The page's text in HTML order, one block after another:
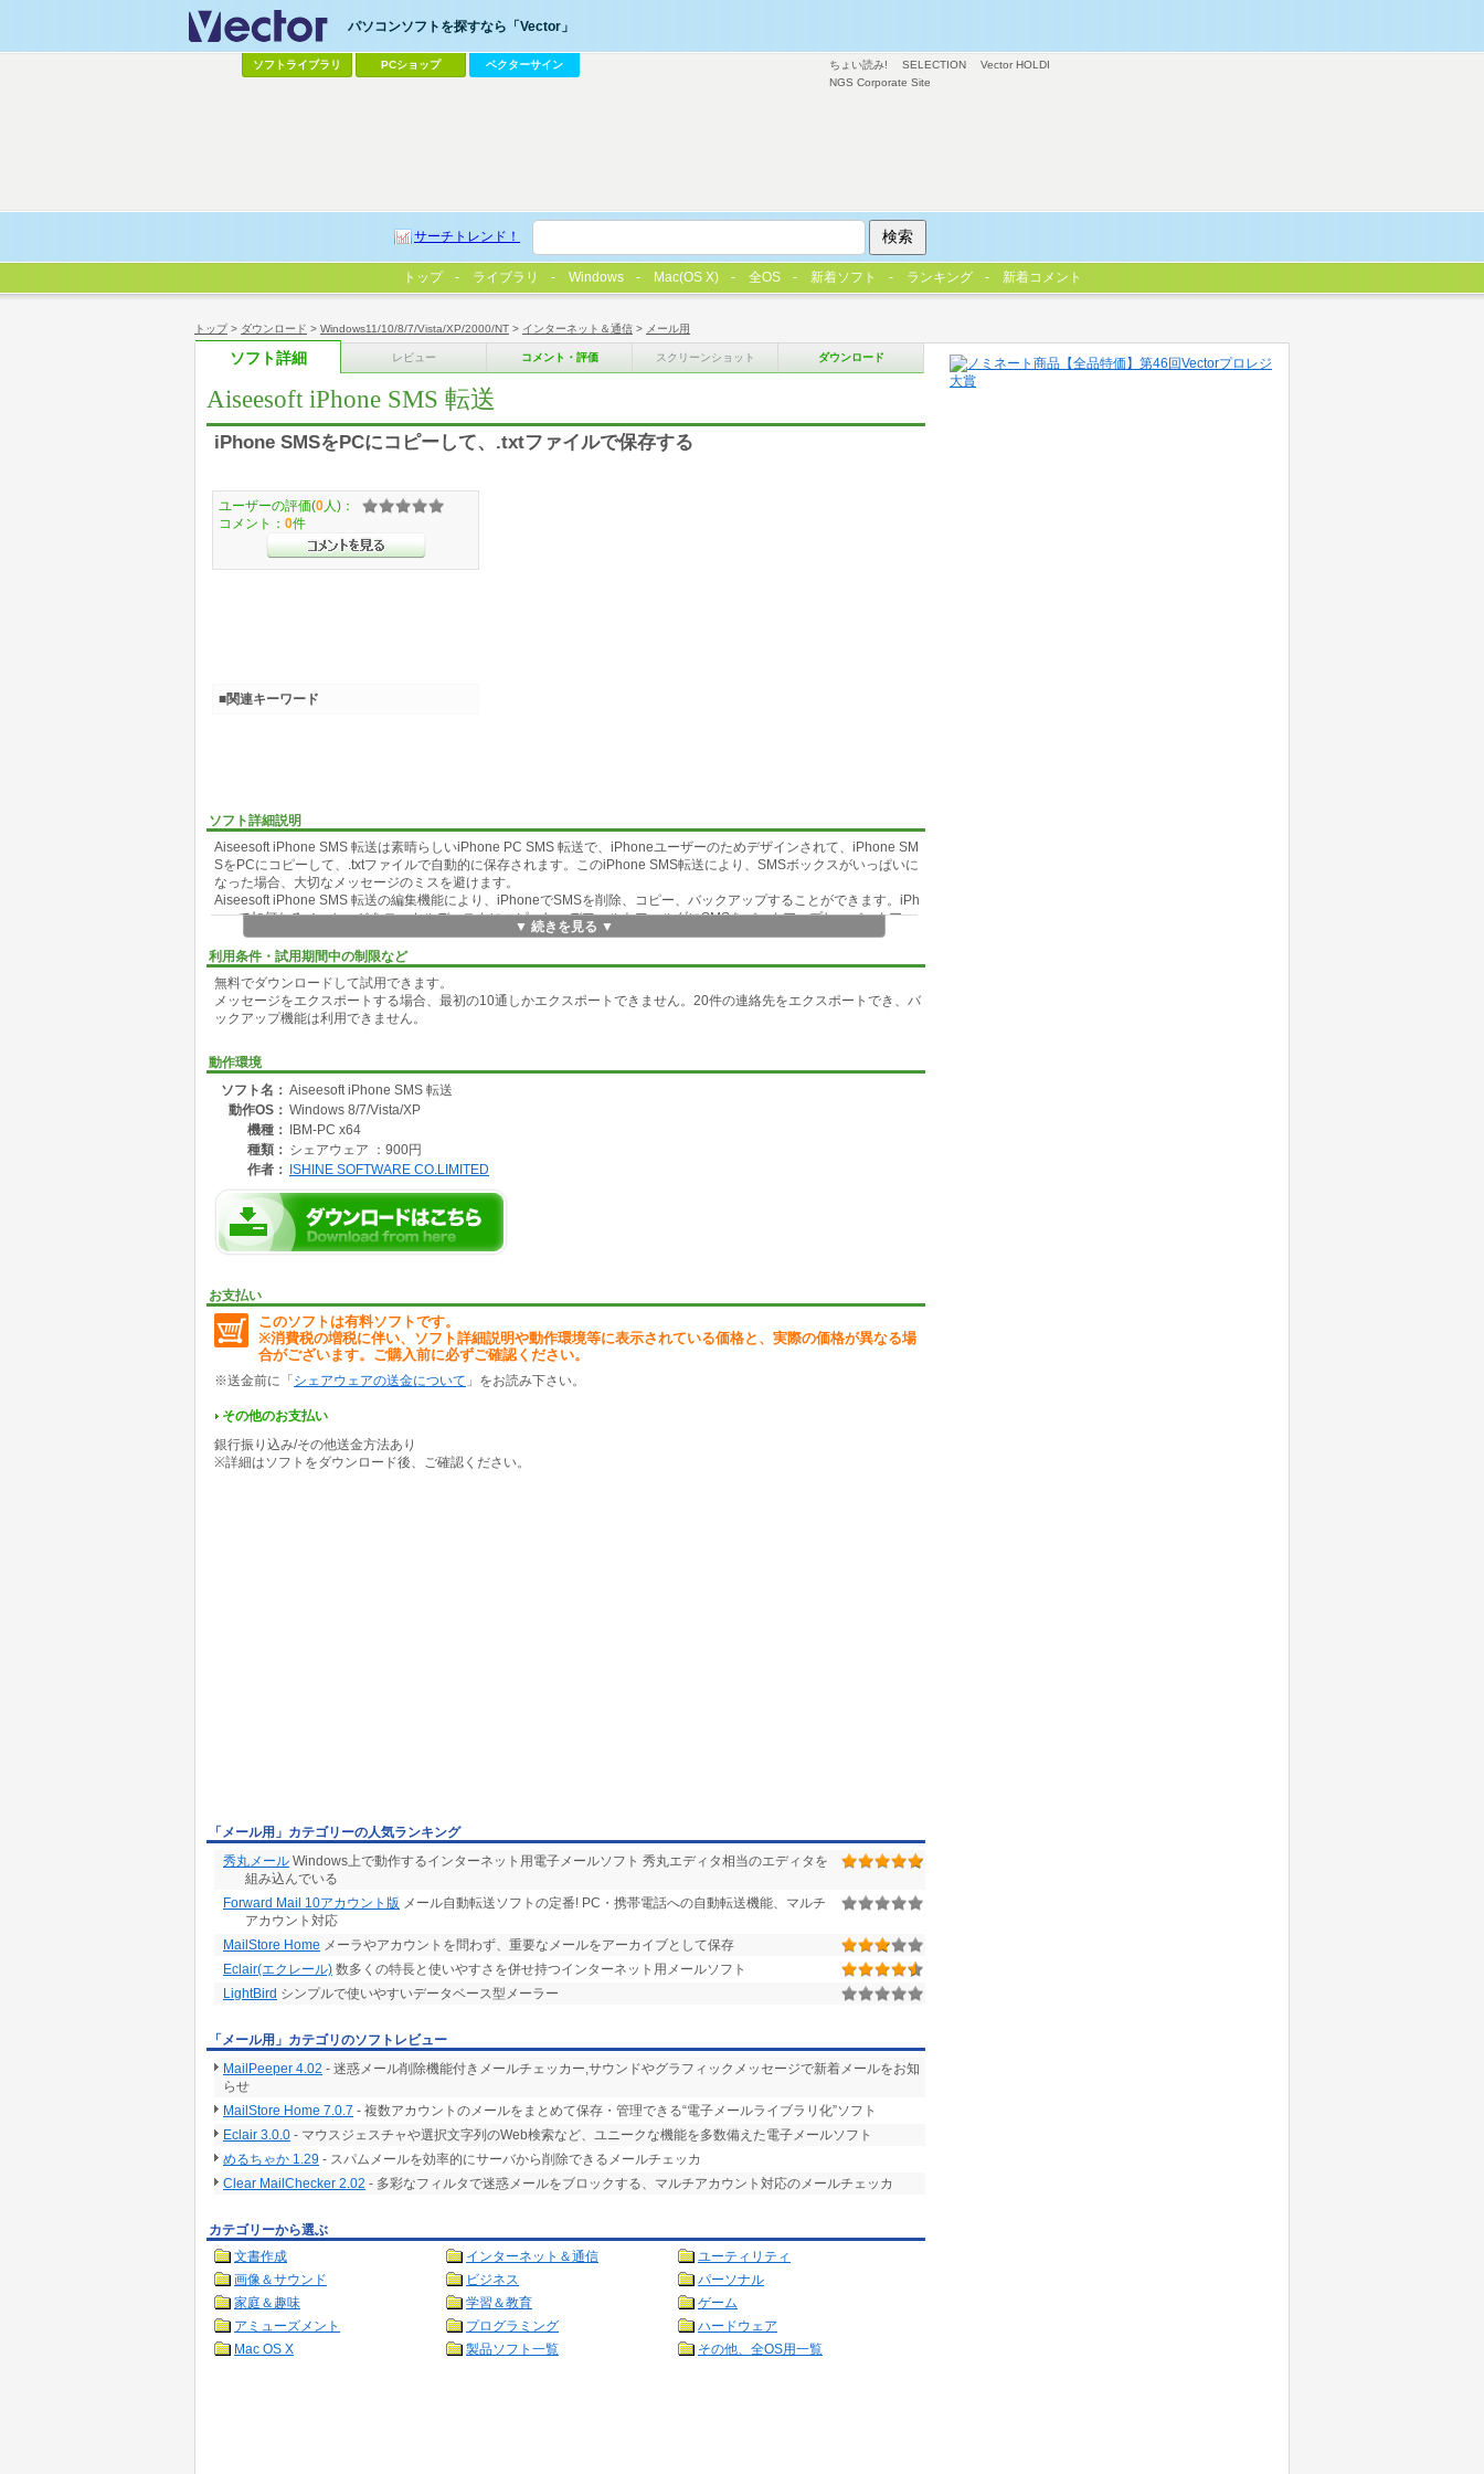
トップ> ダウンロード > Windows11/10/8/7/Vista/XP/2000/NT > インターネット＆通信 > メール用
ソフト詳細 レビュー コメント・評価 スクリーンショット ダウンロード
Aiseesoft iPhone SMS 転送
iPhone SMSをPCにコピーして、.txtファイルで保存する
ソフト詳細説明
Aiseesoft iPhone SMS 転送は素晴らしいiPhone PC SMS 転送で、iPhoneユーザーのためデザインされて、iPhone SM
SをPCにコピーして、.txtファイルで自動的に保存されます。このiPhone SMS転送により、SMSボックスがいっぱいに
なった場合、大切なメッセージのミスを避けます。
Aiseesoft iPhone SMS 転送の編集機能により、iPhoneでSMSを削除、コピー、バックアップすることができます。iPh
oneで如何なるメッセージをローカルディスクにコピーし、デフォルトフォルダにSMSをバックアップし、バックアッ
プファイルで情報を削除することができます。プログラムでバックアップファイルを直接に開けます。
主要な機能
* iPhone SMSをPCに転送する
* SMSを削除する
* SMSをバックアップする
* 多言語」のインターフェースをサポートする
* すべてのiPhoneバージョンをサポートする
* オンラインヘルプを採用しました
▼ 続きを見る ▼
利用条件・試用期間中の制限など
無料でダウンロードして試用できます。
メッセージをエクスポートする場合、最初の10通しかエクスポートできません。20件の連絡先をエクスポートでき、バ
ックアップ機能は利用できません。
動作環境
ソフト名： Aiseesoft iPhone SMS 転送
動作OS： Windows 8/7/Vista/XP
機種：
IBM-PC x64
種類： シェアウェア ：900円
作者： ISHINE SOFTWARE CO.LIMITED
お支払い
このソフトは有料ソフトです。
※消費税の増税に伴い、ソフト詳細説明や動作環境等に表示されている価格と、実際の価格が異なる場
合がございます。ご購入前に必ずご確認ください。
※送金前に「 シェアウェアの送金について 」をお読み下さい。
その他のお支払い
銀行振り込み/その他送金方法あり
※詳細はソフトをダウンロード後、ご確認ください。
ユーザーの評価(0 人)：
コメント： 0件
■関連キーワード
「メール用」カテゴリーの人気ランキング
秀丸メール Windows上で動作するインターネット用電子メールソフト 秀丸エディタ相当のエディタを
組み込んでいる
Forward Mail 10アカウント版 メール自動転送ソフトの定番! PC・携帯電話への自動転送機能、マルチ
アカウント対応
MailStore Home メーラやアカウントを問わず、重要なメールをアーカイブとして保存
Eclair(エクレール) 数多くの特長と使いやすさを併せ持つインターネット用メールソフト
LightBird シンプルで使いやすいデータベース型メーラー
「メール用」カテゴリのソフトレビュー
MailPeeper 4.02 - 迷惑メール削除機能付きメールチェッカー,サウンドやグラフィックメッセージで新着メールをお知
らせ
MailStore Home 7.0.7 - 複数アカウントのメールをまとめて保存・管理できる“電子メールライブラリ化”ソフト
Eclair 3.0.0 - マウスジェスチャや選択文字列のWeb検索など、ユニークな機能を多数備えた電子メールソフト
めるちゃか 1.29 - スパムメールを効率的にサーバから削除できるメールチェッカ
Clear MailChecker 2.02 - 多彩なフィルタで迷惑メールをブロックする、マルチアカウント対応のメールチェッカ
カテゴリーから選ぶ
文書作成
インターネット＆通信
ユーティリティ
画像＆サウンド
ビジネス
パーソナル
家庭＆趣味
学習＆教育
ゲーム
アミューズメント
プログラミング
ハードウェア
Mac OS X
製品ソフト一覧 その他、全OS用一覧
ちょい読み! SELECTION
Vector HOLDI
NGS Corporate Site
パソコンソフトを探すなら「Vector」
ソフトライブラリ PCショップ ベクターサイン
サーチトレンド！
トップ ライブラリ Windows Mac(OS X) 全OS 新着ソフト ランキング 新着コメント